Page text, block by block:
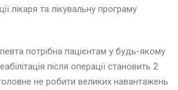
лікаря та лікувальну програму
потрібна пацієнтам у будь-якому
після операції становить 2
не робити великих навантажень